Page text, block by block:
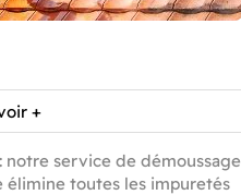
+
service de démoussage
toutes les impuretés